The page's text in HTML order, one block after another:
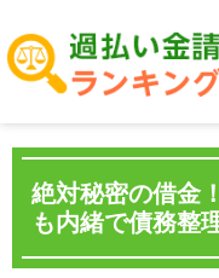
絶対秘密の借金
も内緒で債務整